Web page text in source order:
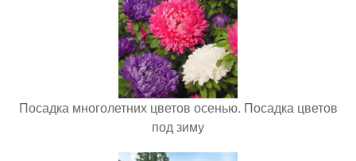
Посадка многолетних цветов осенью. Посадка цветов
под зиму